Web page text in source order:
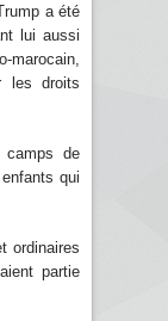
a été
lui aussi
les droits
de
qui
ordinaires
partie